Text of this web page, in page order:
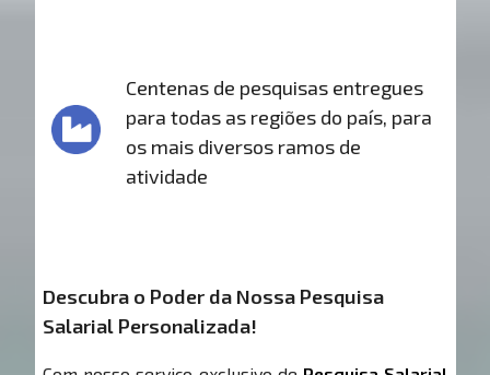
Centenas de pesquisas entregues
para todas as regiões do país, para
os mais diversos ramos de
atividade
Descubra o Poder da Nossa Pesquisa
Salarial Personalizada!